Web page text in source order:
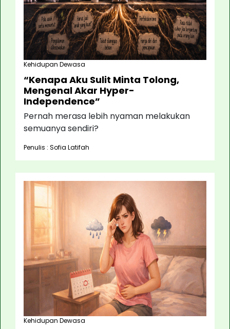
Kehidupan Dewasa
“Kenapa Aku Sulit Minta Tolong,
Mengenal Akar Hyper-
Independence”
Pernah merasa lebih nyaman melakukan
semuanya sendiri?
Penulis : Sofia Latifah
Kehidupan Dewasa